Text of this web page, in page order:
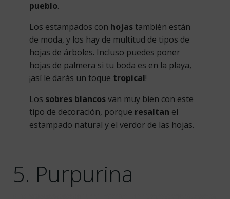
pueblo.
Los estampados con hojastambién están
de moda, y los hay de multitud de tipos de
hojas de árboles. Incluso puedes poner
hojas de palmera si tu boda es en la playa,
¡así le darás un toque tropical!
Los sobres blancosvan muy bien con este
tipo de decoración, porque resaltan el
estampado natural y el verdor de las hojas.
5. Purpurina